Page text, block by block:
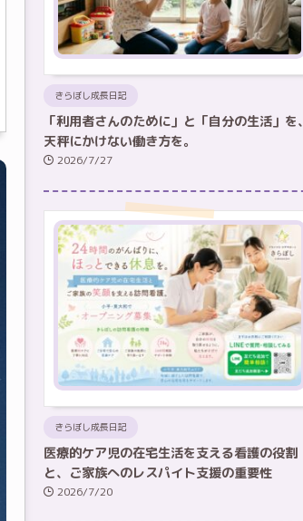
きらぼし成長日記
「利用者さんのために」と「自分の生活」を、
天秤にかけない働き方を。
2026/7/27
きらぼし成長日記
医療的ケア児の在宅生活を支える看護の役割
と、ご家族へのレスパイト支援の重要性
2026/7/20